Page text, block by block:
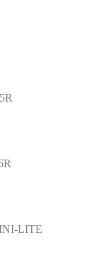
LITE